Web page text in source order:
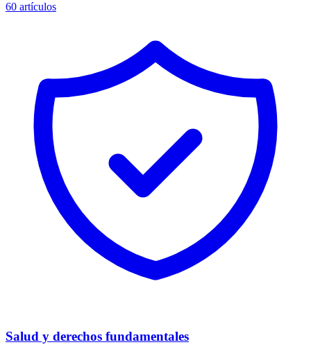
60 artículos
Salud y derechos fundamentales